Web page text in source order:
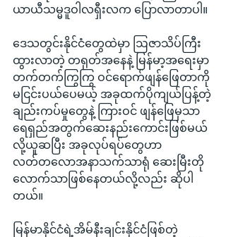
ယာယီသမ္မဒူဝါလရှီးလက ပြောလာတာပါ။
ဒေသတွင်းနိုင်ငံတွေထဲမှာ ဩဇာသိပ်ကြီး
ထွားလာတဲ့ တရုတ်အနေနဲ့ မြန်မာ့အရေးမှာ
တက်တက်ကြွကြွ ဝင်ရောက်ဖျန်ဖြေတာကို
မငြင်းပယ်ပေမယ့် အခုထက်ပိုကျယ်ပြန့်တဲ့
ချည်းကပ်မှုတွေနဲ့ ကြားဝင် ဖျန်ဖြေမှသာ
ရေရှည်အတွက်ဆေးနည်းကောင်းဖြစ်မယ်
လို့ယူဆပြီး အခုလုပ်ရပ်တွေဟာ
လတ်တလောအနာသက်သာရုံ ဆေးမြီးတို
လောက်သာဖြစ်နေတယ်လို့လည်း ဆိုပါ
တယ်။
မြန်မာနိုင်ငံရဲ့အိမ်နီးချင်းနိုင်ငံဖြစ်တဲ့